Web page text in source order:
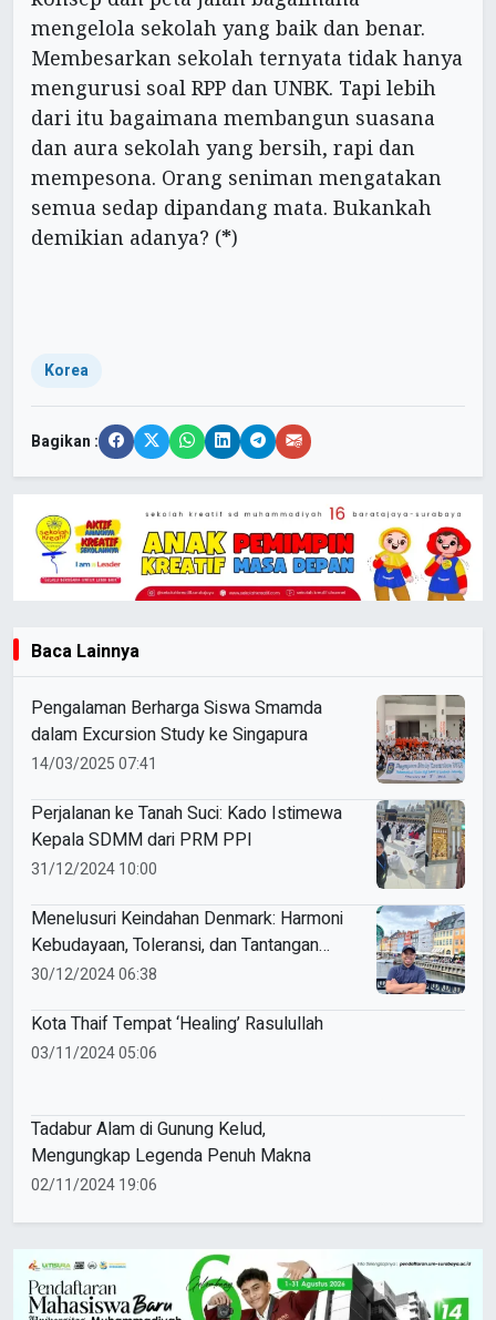
mengelola sekolah yang baik dan benar.
Membesarkan sekolah ternyata tidak hanya
mengurusi soal RPP dan UNBK. Tapi lebih
dari itu bagaimana membangun suasana
dan aura sekolah yang bersih, rapi dan
mempesona. Orang seniman mengatakan
semua sedap dipandang mata. Bukankah
demikian adanya? (*)
Korea
Bagikan :
Baca Lainnya
Pengalaman Berharga Siswa Smamda
dalam Excursion Study ke Singapura
14/03/2025 07:41
Perjalanan ke Tanah Suci: Kado Istimewa
Kepala SDMM dari PRM PPI
31/12/2024 10:00
Menelusuri Keindahan Denmark: Harmoni
Kebudayaan, Toleransi, dan Tantangan
Muslim
30/12/2024 06:38
Kota Thaif Tempat ‘Healing’ Rasulullah
03/11/2024 05:06
Tadabur Alam di Gunung Kelud,
Mengungkap Legenda Penuh Makna
02/11/2024 19:06